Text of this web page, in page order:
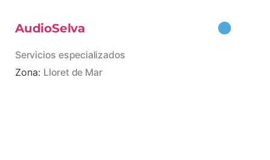
AudioSelva
Servicios especializados
Zona: Lloret de Mar